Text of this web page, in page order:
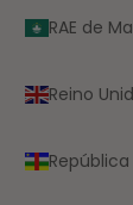
RAE de
Reino